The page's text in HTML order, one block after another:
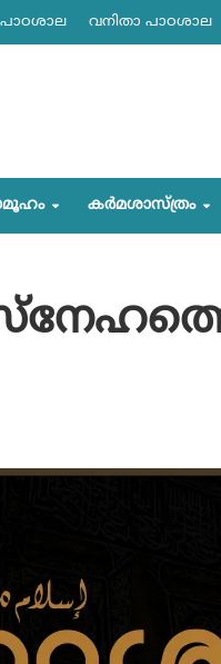
വനിതാ പാഠശാല
കര്‍മശാസ്ത്രം